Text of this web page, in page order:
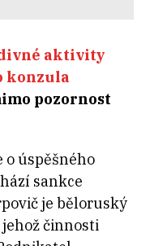
aktivity
konzula
pozornost
o úspěšného
sankce
je běloruský
činnosti